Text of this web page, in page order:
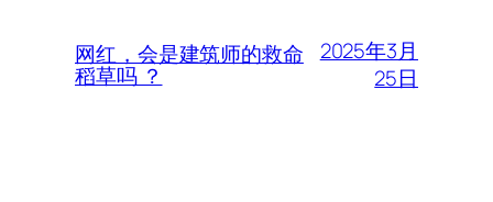
网红，会是建筑师的救命
稻草吗 ？
2025年3月
25日